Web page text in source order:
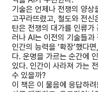
기술은 언제나 전쟁의 양
고꾸라뜨렸고, 철도와 전신
탄은 전쟁의 대가를 인류
러나 AI는 이전의 기술들과
인간의 능력을 ‘확장’했다
다. 운명을 가르는 순간에
있다. 인간이 사라져 가는
수 있을까?
이 책은 이 물음에 응답하